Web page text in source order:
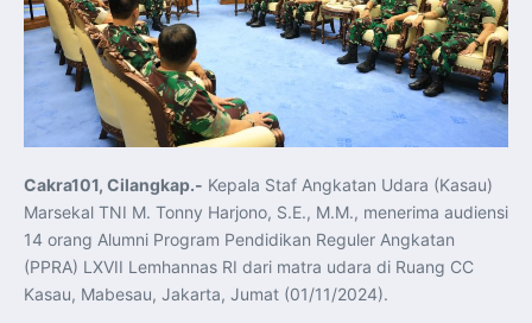
Presiden Prabowo Perkuat Sinergi Perguruan Tinggi dan
PT PAL untuk Majukan Industri Perkapalan Nasional
KASAL dan Panglima Armada Pasifik Rusia Resmi Buka
Latma ORRUDA 2026
T-50i Golden Eagle TNI AU Meriahkan Pitch Black Mindil
Beach Flying Display 2026
Indonesia dan Turki Sepakati Joint Action Plan 2026–
2027, Perkuat Pasar Kerja Inklusif hingga Transformasi
Balai Vokasi
Pelatihan Signal Radio untuk Misi Pertahanan Udara dan
Radar
Menkeu Purbaya Instruksikan Penyelarasan Aturan KEK
untuk Perkuat Daya Saing Industri Dalam Negeri
Mentan Amran Pacu Produksi Gula Nasional, Target
Swasembada Gula Putih Dua Tahun dan Tembus 3 Juta
Menlu Sugiono Tekankan Inovasi sebagai Kunci
Cakra101, Cilangkap.- Kepala Staf Angkatan Udara (Kasau)
Marsekal TNI M. Tonny Harjono, S.E., M.M., menerima audiensi
14 orang Alumni Program Pendidikan Reguler Angkatan
(PPRA) LXVII Lemhannas RI dari matra udara di Ruang CC
Kasau, Mabesau, Jakarta, Jumat (01/11/2024).